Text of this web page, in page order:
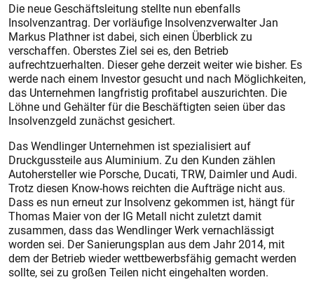
Die neue Geschäftsleitung stellte nun ebenfalls
Insolvenzantrag. Der vorläufige Insolvenzverwalter Jan
Markus Plathner ist dabei, sich einen Überblick zu
verschaffen. Oberstes Ziel sei es, den Betrieb
aufrechtzuerhalten. Dieser gehe derzeit weiter wie bisher. Es
werde nach einem Investor gesucht und nach Möglichkeiten,
das Unternehmen langfristig profitabel auszurichten. Die
Löhne und Gehälter für die Beschäftigten seien über das
Insolvenzgeld zunächst gesichert.
Das Wendlinger Unternehmen ist spezialisiert auf
Druckgussteile aus Aluminium. Zu den Kunden zählen
Autohersteller wie Porsche, Ducati, TRW, Daimler und Audi.
Trotz diesen Know-hows reichten die Aufträge nicht aus.
Dass es nun erneut zur Insolvenz gekommen ist, hängt für
Thomas Maier von der IG Metall nicht zuletzt damit
zusammen, dass das Wendlinger Werk vernachlässigt
worden sei. Der Sanierungsplan aus dem Jahr 2014, mit
dem der Betrieb wieder wettbewerbsfähig gemacht werden
sollte, sei zu großen Teilen nicht eingehalten worden.